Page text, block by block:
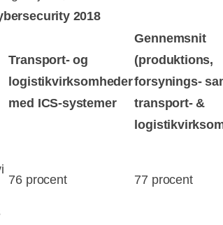
2018
Transport- og
logistikvirksomheder
med ICS-systemer
Gennemsnit
(produktions,
forsynings-
transport- &
76 procent 77 procent